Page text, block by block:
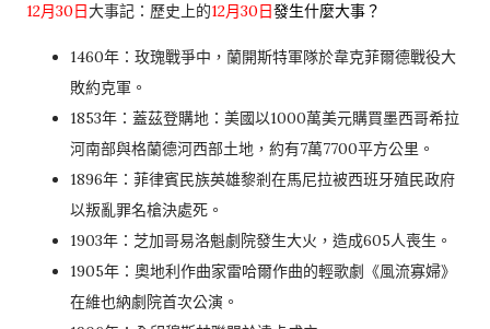
12月30日大事記：歷史上的12月30日發生什麼大事？
1460年：玫瑰戰爭中，蘭開斯特軍隊於韋克菲爾德戰役大
敗約克軍。
1853年：蓋茲登購地：美國以1000萬美元購買墨西哥希拉
河南部與格蘭德河西部土地，約有7萬7700平方公里。
1896年：菲律賓民族英雄黎剎在馬尼拉被西班牙殖民政府
以叛亂罪名槍決處死。
1903年：芝加哥易洛魁劇院發生大火，造成605人喪生。
1905年：奧地利作曲家雷哈爾作曲的輕歌劇《風流寡婦》
在維也納劇院首次公演。